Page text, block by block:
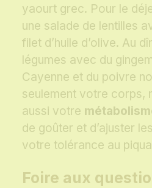
yaourt grec. Pour le
une salade de lentilles
filet d’huile d’olive. Au
légumes avec du
Cayenne et du poivre
seulement votre corps,
aussi votre
de goûter et d’ajuster
votre tolérance au
Foire aux